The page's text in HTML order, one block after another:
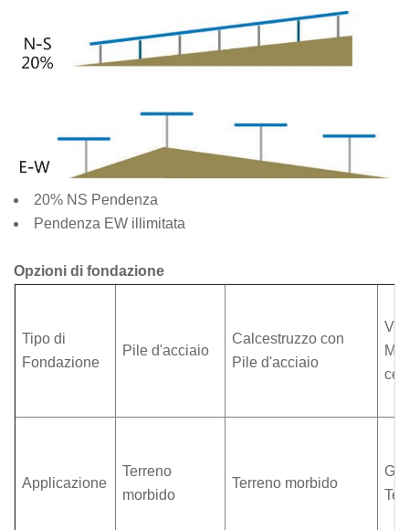
20% NS Pendenza
Pendenza EW illimitata
Opzioni di fondazione
Tipo di
Fondazione
Pile d'acciaio
Calcestruzzo con
Pile d'acciaio
Applicazione
Terreno
morbido
Terreno morbido